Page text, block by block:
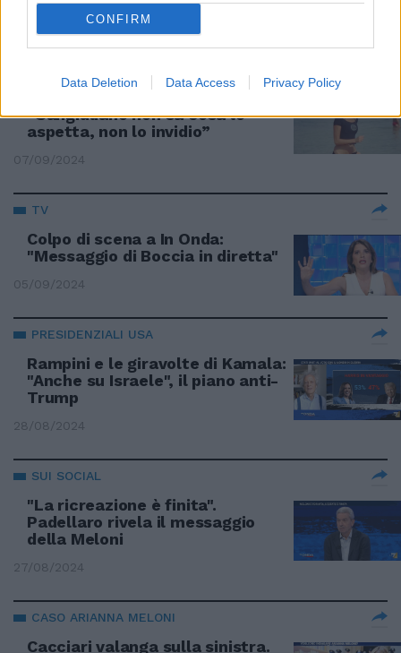
CONFIRM
Data Deletion Data Access Privacy Policy
“Sangiuliano non sa cosa lo
aspetta, non lo invidio”
07/09/2024
TV
Colpo di scena a In Onda:
"Messaggio di Boccia in diretta"
05/09/2024
PRESIDENZIALI USA
Rampini e le giravolte di Kamala:
"Anche su Israele", il piano anti-
Trump
28/08/2024
SUI SOCIAL
"La ricreazione è finita".
Padellaro rivela il messaggio
della Meloni
27/08/2024
CASO ARIANNA MELONI
Cacciari valanga sulla sinistra.